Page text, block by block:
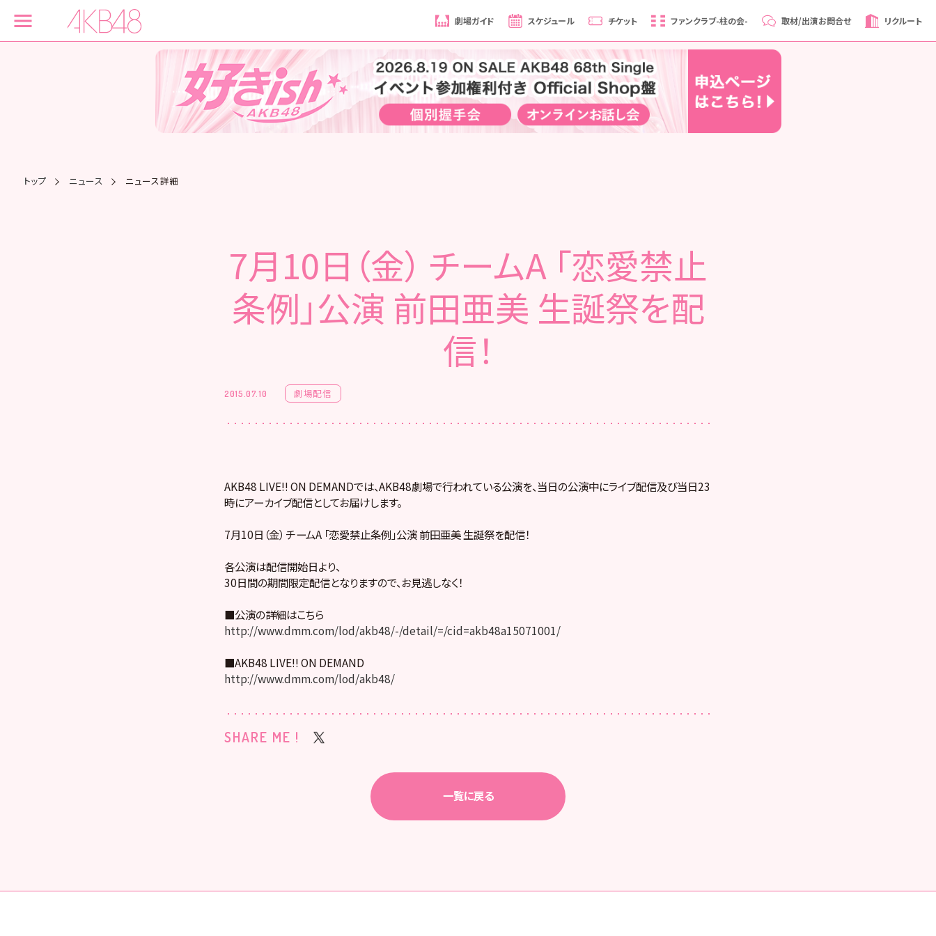
劇場ガイド スケジュール チケット ファンクラブ-柱の会- 取材/出演お問合せ リクルート
トップ ニュース ニュース詳細
7月10日（金） チームA 「恋愛禁止
条例」公演 前田亜美 生誕祭を配
信！
2015.07.10 劇場配信
AKB48 LIVE!! ON DEMANDでは、AKB48劇場で行われている公演を、当日の公演中にライブ配信及び当日23
時にアーカイブ配信としてお届けします。
7月10日（金） チームA 「恋愛禁止条例」公演 前田亜美 生誕祭を配信！
各公演は配信開始日より、
30日間の期間限定配信となりますので、お見逃しなく！
■公演の詳細はこちら
http://www.dmm.com/lod/akb48/-/detail/=/cid=akb48a15071001/
■AKB48 LIVE!! ON DEMAND
http://www.dmm.com/lod/akb48/
SHARE ME !
一覧に戻る